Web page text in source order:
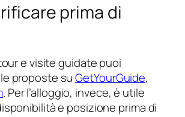
prima di
e visite guidate puoi
proposte suGetYourGuide,
. Per l’alloggio, invece, è utile
e posizione prima di